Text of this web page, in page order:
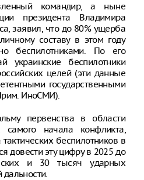
командир, а ныне
президента Владимира
заявил, что до 80% ущерба
составу в этом году
беспилотниками. По его
украинские беспилотники
целей (эти данные
государственными
ИноСМИ).
первенства в области
начала конфликта,
беспилотников в
довести эту цифру в 2025 до
и 30 тысяч ударных